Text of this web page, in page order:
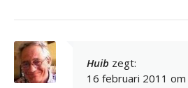
Huib zegt:
16 februari 2011 om